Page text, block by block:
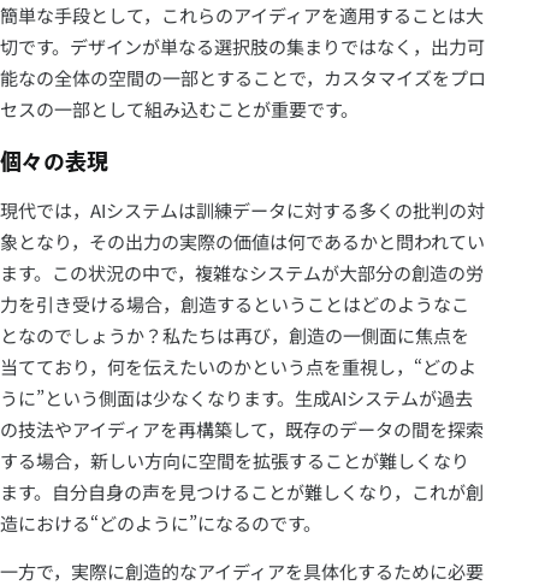
簡単な手段として，これらのアイディアを適用することは大
切です。デザインが単なる選択肢の集まりではなく，出力可
能なの全体の空間の一部とすることで，カスタマイズをプロ
セスの一部として組み込むことが重要です。
個々の表現
現代では，AIシステムは訓練データに対する多くの批判の対
象となり，その出力の実際の価値は何であるかと問われてい
ます。この状況の中で，複雑なシステムが大部分の創造の労
力を引き受ける場合，創造するということはどのようなこ
となのでしょうか？私たちは再び，創造の一側面に焦点を
当てており，何を伝えたいのかという点を重視し，“どのよ
うに”という側面は少なくなります。生成AIシステムが過去
の技法やアイディアを再構築して，既存のデータの間を探索
する場合，新しい方向に空間を拡張することが難しくなり
ます。自分自身の声を見つけることが難しくなり，これが創
造における“どのように”になるのです。
一方で，実際に創造的なアイディアを具体化するために必要